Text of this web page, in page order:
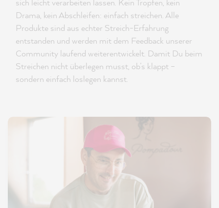
Drama, kein Abschleifen: einfach streichen. Alle
Produkte sind aus echter Streich-Erfahrung
entstanden und werden mit dem Feedback unserer
Community laufend weiterentwickelt. Damit Du beim
Streichen nicht überlegen musst, ob’s klappt –
sondern einfach loslegen kannst.